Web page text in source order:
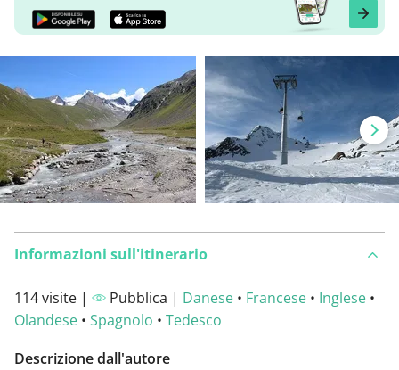
Informazioni sull'itinerario
114 visite | Pubblica | Danese • Francese • Inglese •
Olandese • Spagnolo • Tedesco
Descrizione dall'autore